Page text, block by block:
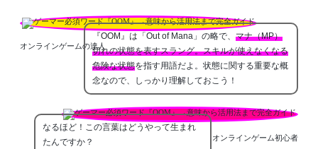
オンラインゲームの達人
『OOM』は「Out of Mana」の略で、 マナ（MP）
切れの状態を表すスラング。スキルが使えなくなる
危険な状態を指す用語だよ。状態に関する重要な概
念なので、しっかり理解しておこう！
オンラインゲーム初心者
なるほど！この言葉はどうやって生まれ
たんですか？